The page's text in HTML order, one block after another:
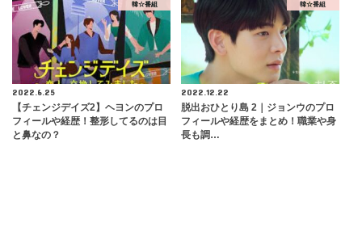
韓☆番組
2022.6.25
【チェンジデイズ2】ヘヨンのプロ
フィールや経歴！整形してるのは目
と鼻なの？
韓☆番組
2022.12.22
脱出おひとり島 2｜ジョンウのプロ
フィールや経歴をまとめ！職業や身
長も調…